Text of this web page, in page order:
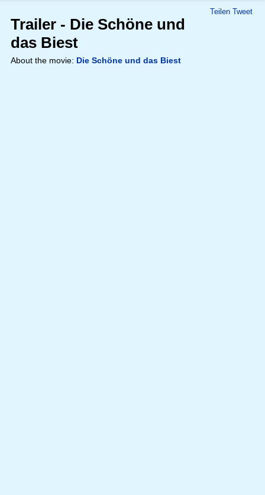
Teilen Tweet
Trailer - Die Schöne und
das Biest
About the movie: Die Schöne und das Biest